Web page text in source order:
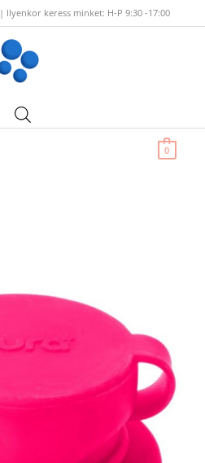
| Ilyenkor keress minket: H-P 9:30 -17:00
0